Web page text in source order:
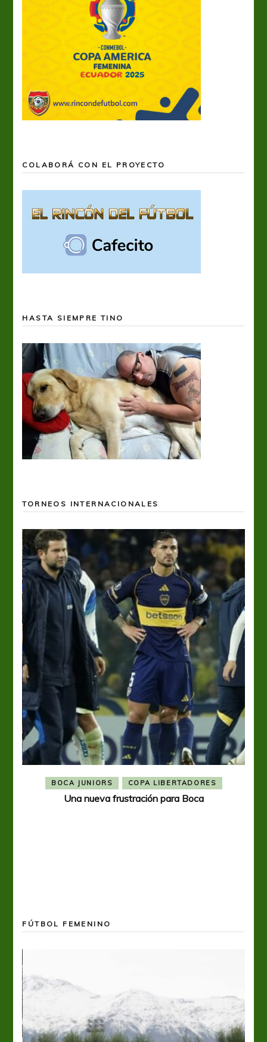
COLABORÁ CON EL PROYECTO
HASTA SIEMPRE TINO
TORNEOS INTERNACIONALES
BOCA JUNIORS COPA LIBERTADORES
Una nueva frustración para Boca
FÚTBOL FEMENINO